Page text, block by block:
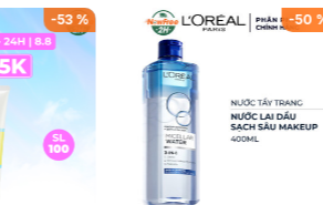
-53% -50